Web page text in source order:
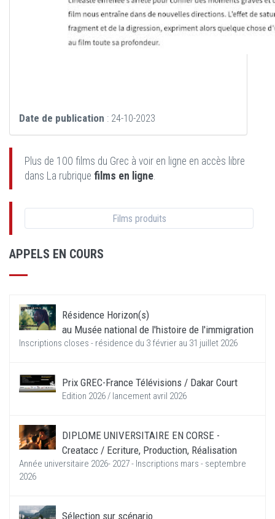
Date de publication : 24-10-2023
Plus de 100 films du Grec à voir en ligne en accès libre
dans La rubrique films en ligne.
Films produits
APPELS EN COURS
Résidence Horizon(s)
au Musée national de l'histoire de l'immigration
Inscriptions closes - résidence du 3 février au 31 juillet 2026
Prix GREC-France Télévisions / Dakar Court
Edition 2026 / lancement avril 2026
DIPLOME UNIVERSITAIRE EN CORSE -
Creatacc / Ecriture, Production, Réalisation
Année universitaire 2026- 2027 - Inscriptions mars - septembre
2026
Sélection sur scénario